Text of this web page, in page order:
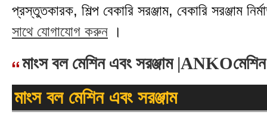
প্রস্তুতকারক, শিল্প বেকারি সরঞ্জাম, বেকারি সরঞ্জাম
সাথে যোগাযোগ করুন ।
মাংস বল মেশিন এবং সরঞ্জাম |ANKOমেশিন
মাংস বল মেশিন এবং সরঞ্জাম